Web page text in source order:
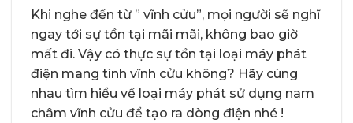
Khi nghe đến từ ” vĩnh cửu”, mọi người sẽ nghĩ
ngay tới sự tồn tại mãi mãi, không bao giờ
mất đi. Vậy có thực sự tồn tại loại máy phát
điện mang tính vĩnh cửu không? Hãy cùng
nhau tìm hiểu về loại máy phát sử dụng nam
châm vĩnh cửu để tạo ra dòng điện nhé !